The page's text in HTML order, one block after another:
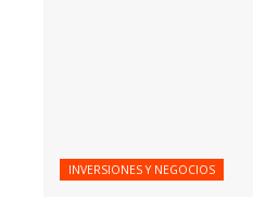
INVERSIONES Y NEGOCIOS